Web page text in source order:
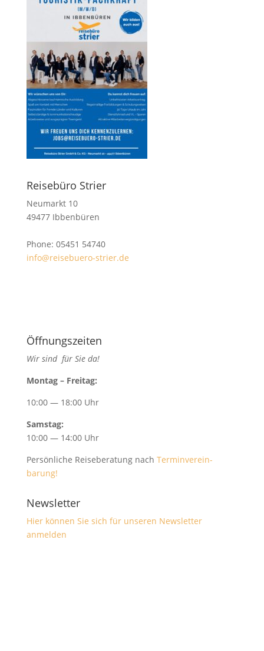
Reisebüro Strier
Neumarkt 10
49477 Ibbenbüren
Phone: 05451 54740
info@reisebuero-strier.de
Öffnungszeiten
Wir sind für Sie da!
Mon­tag – Freitag:
10:00 — 18:00 Uhr
Sam­stag:
10:00 — 14:00 Uhr
Per­sön­liche Reise­ber­atung nach Ter­min­vere­in­
barung!
Newsletter
Hier kön­nen Sie sich für unseren Newslet­ter
anmelden